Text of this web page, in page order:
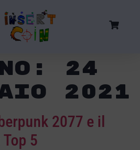
24
2021
2077 e il
5